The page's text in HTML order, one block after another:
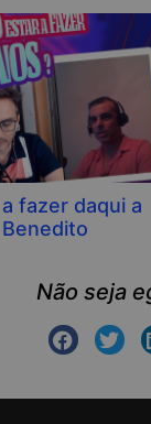
fazer daqui a
Não seja